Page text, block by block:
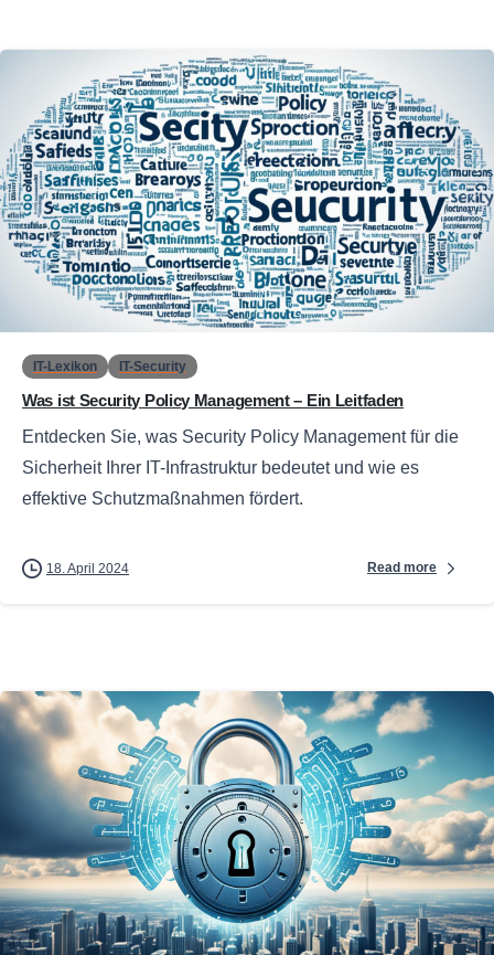
IT-Lexikon IT-Security
Was ist Security Policy Management – Ein Leitfaden
Entdecken Sie, was Security Policy Management für die
Sicherheit Ihrer IT-Infrastruktur bedeutet und wie es
effektive Schutzmaßnahmen fördert.
18. April 2024 Read more
0